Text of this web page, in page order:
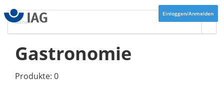
Einloggen/Anmelden
Gastronomie
Produkte: 0